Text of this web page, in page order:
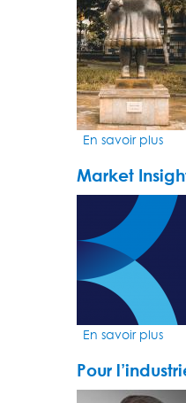
une
cure
En savoir plus
IV
a
art
Market
THUMBNAIL
En savoir plus
Pour